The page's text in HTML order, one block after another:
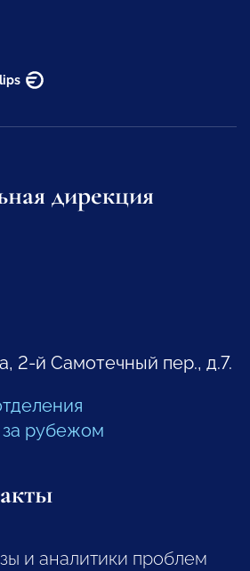
дирекция
2-й Самотечный пер., д.7.
рубежом
и аналитики проблем